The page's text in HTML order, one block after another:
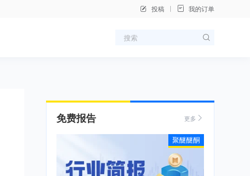
投稿 我的订单
免费报告 更多
聚醚醚酮